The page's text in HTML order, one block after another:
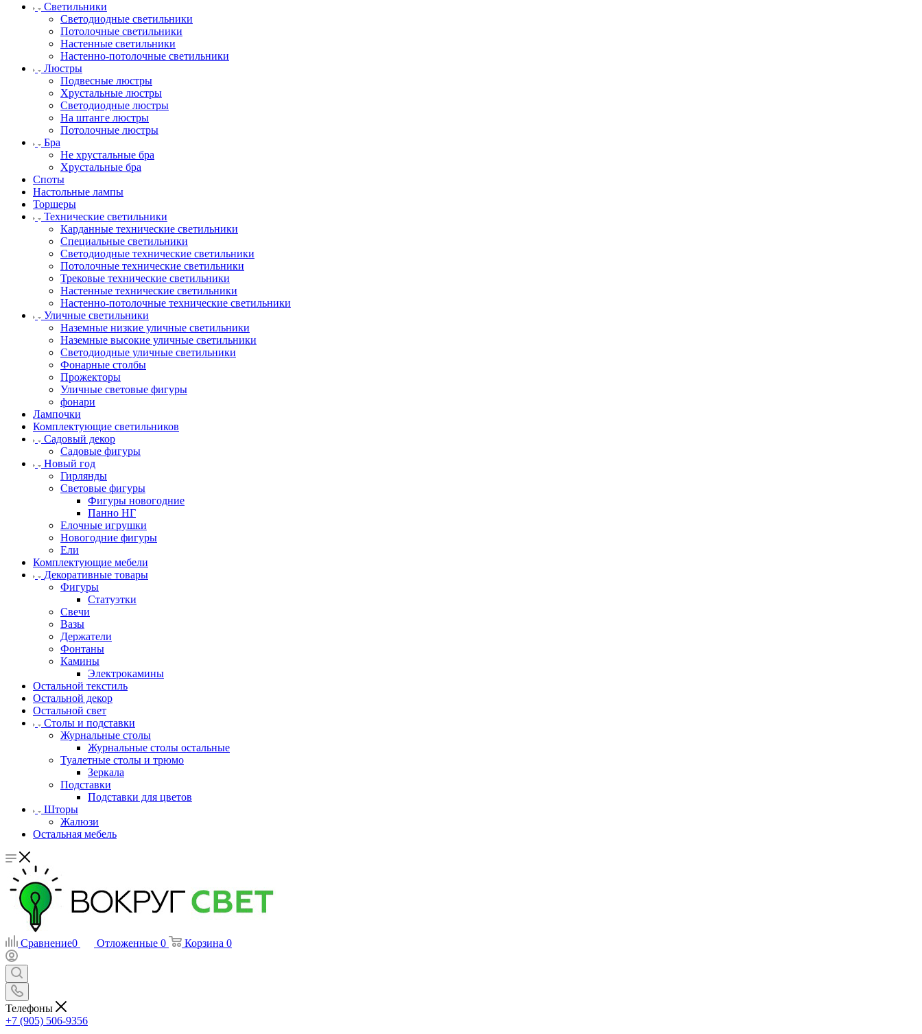
Светильники
Светодиодные светильники
Потолочные светильники
Настенные светильники
Настенно-потолочные светильники
Люстры
Подвесные люстры
Хрустальные люстры
Светодиодные люстры
На штанге люстры
Потолочные люстры
Бра
Не хрустальные бра
Хрустальные бра
Споты
Настольные лампы
Торшеры
Технические светильники
Карданные технические светильники
Специальные светильники
Светодиодные технические светильники
Потолочные технические светильники
Трековые технические светильники
Настенные технические светильники
Настенно-потолочные технические светильники
Уличные светильники
Наземные низкие уличные светильники
Наземные высокие уличные светильники
Светодиодные уличные светильники
Фонарные столбы
Прожекторы
Уличные световые фигуры
фонари
Лампочки
Комплектующие светильников
Садовый декор
Садовые фигуры
Новый год
Гирлянды
Световые фигуры
Фигуры новогодние
Панно НГ
Елочные игрушки
Новогодние фигуры
Ели
Комплектующие мебели
Декоративные товары
Фигуры
Статуэтки
Свечи
Вазы
Держатели
Фонтаны
Камины
Электрокамины
Остальной текстиль
Остальной декор
Остальной свет
Столы и подставки
Журнальные столы
Журнальные столы остальные
Туалетные столы и трюмо
Зеркала
Подставки
Подставки для цветов
Шторы
Жалюзи
Остальная мебель
Сравнение0 Отложенные 0 Корзина 0
Телефоны
+7 (905) 506-9356